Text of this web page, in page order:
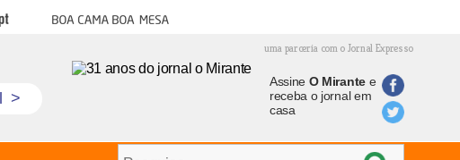
Boa cama boa mesa
uma parceria com o Jornal Expresso
>
Assine O Mirantee
receba o jornal em
casa